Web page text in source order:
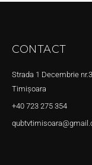
CONTACT
Strada 1 Decembrie
Timișoara
+40 723 275 354